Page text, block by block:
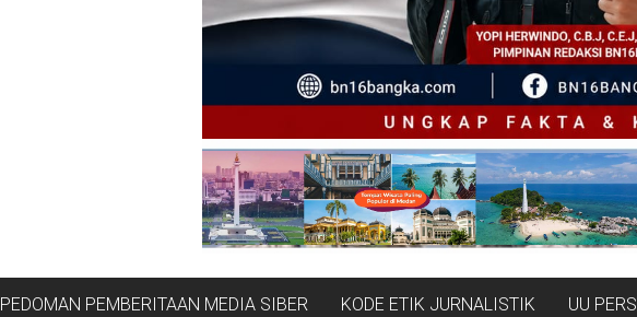
PEDOMAN PEMBERITAAN MEDIA SIBER KODE ETIK JURNALISTIK UU PERS